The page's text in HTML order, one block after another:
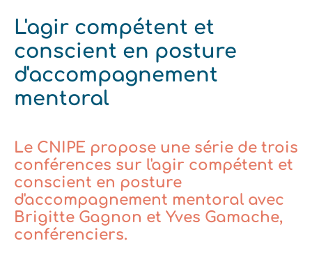
L'agir compétent et
conscient en posture
d'accompagnement
mentoral
Le CNIPE propose une série de trois
conférences sur l'agir compétent et
conscient en posture
d'accompagnement mentoral avec
Brigitte Gagnon et Yves Gamache,
conférenciers.